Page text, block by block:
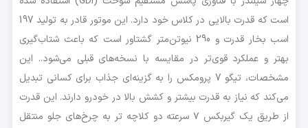
است که قدرت بالایی در کلاس خود دارد. این موتور قادر به تولید 197
اسب بخار قدرت و 290 نیوتن‌متر گشتاور است که باعث شتاب‌گیری
بهتر و عملکرد قوی‌تر در مقایسه با نسخه‌های قبلی می‌شود.. این
مشخصات، تیگو 7 پرومکس را به گزینه‌ای جذاب برای کسانی تبدیل
می‌کند که نیاز به قدرت بیشتر و کشش بالا در خودرو دارند. این قدرت
از طریق یک گیربکس ۷ سرعته دو کلاچه تر به چرخ‌های جلو منتقل